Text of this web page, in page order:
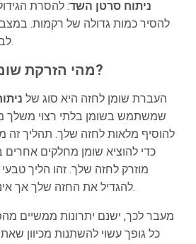
ניתוח סרטן השד: להסרת
להסיר כמות גדולה של רקמות.
לבצע הגדלת חזה עבורך.
מהי הזרקת שומן להגדלת החזה?
העברת שומן לחזה היא סוג של
שמשתמש בשומן בלתי רצוי משלך
להוסיף מלאות לחזה שלך. תהליך
כדי להוציא שומן מחלקים אחרים
מוזרק לחזה שלך. זהו הליך
להגדיל את החזה שלך אך אינך בטוחה לגבי שתלים.
מעבר לכך, ישנם יתרונות ממשיים
כל גופך עשוי להשתנות מכיוון